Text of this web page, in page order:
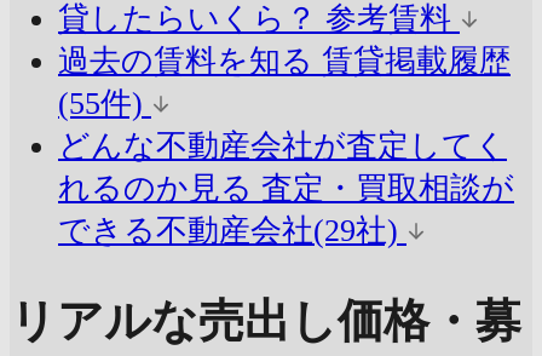
貸したらいくら？ 参考賃料
過去の賃料を知る 賃貸掲載履歴
(55件)
どんな不動産会社が査定してく
れるのか見る 査定・買取相談が
できる不動産会社(29社)
リアルな売出し価格・募